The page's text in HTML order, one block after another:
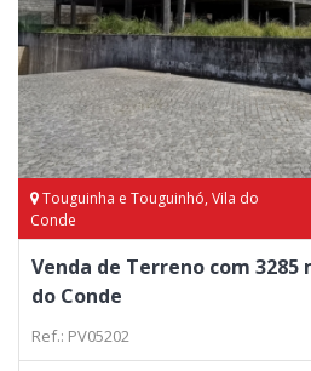
Touguinha e Touguinhó, Vila do
Conde
Venda de Terreno com 3285
do Conde
Ref.: PV05202